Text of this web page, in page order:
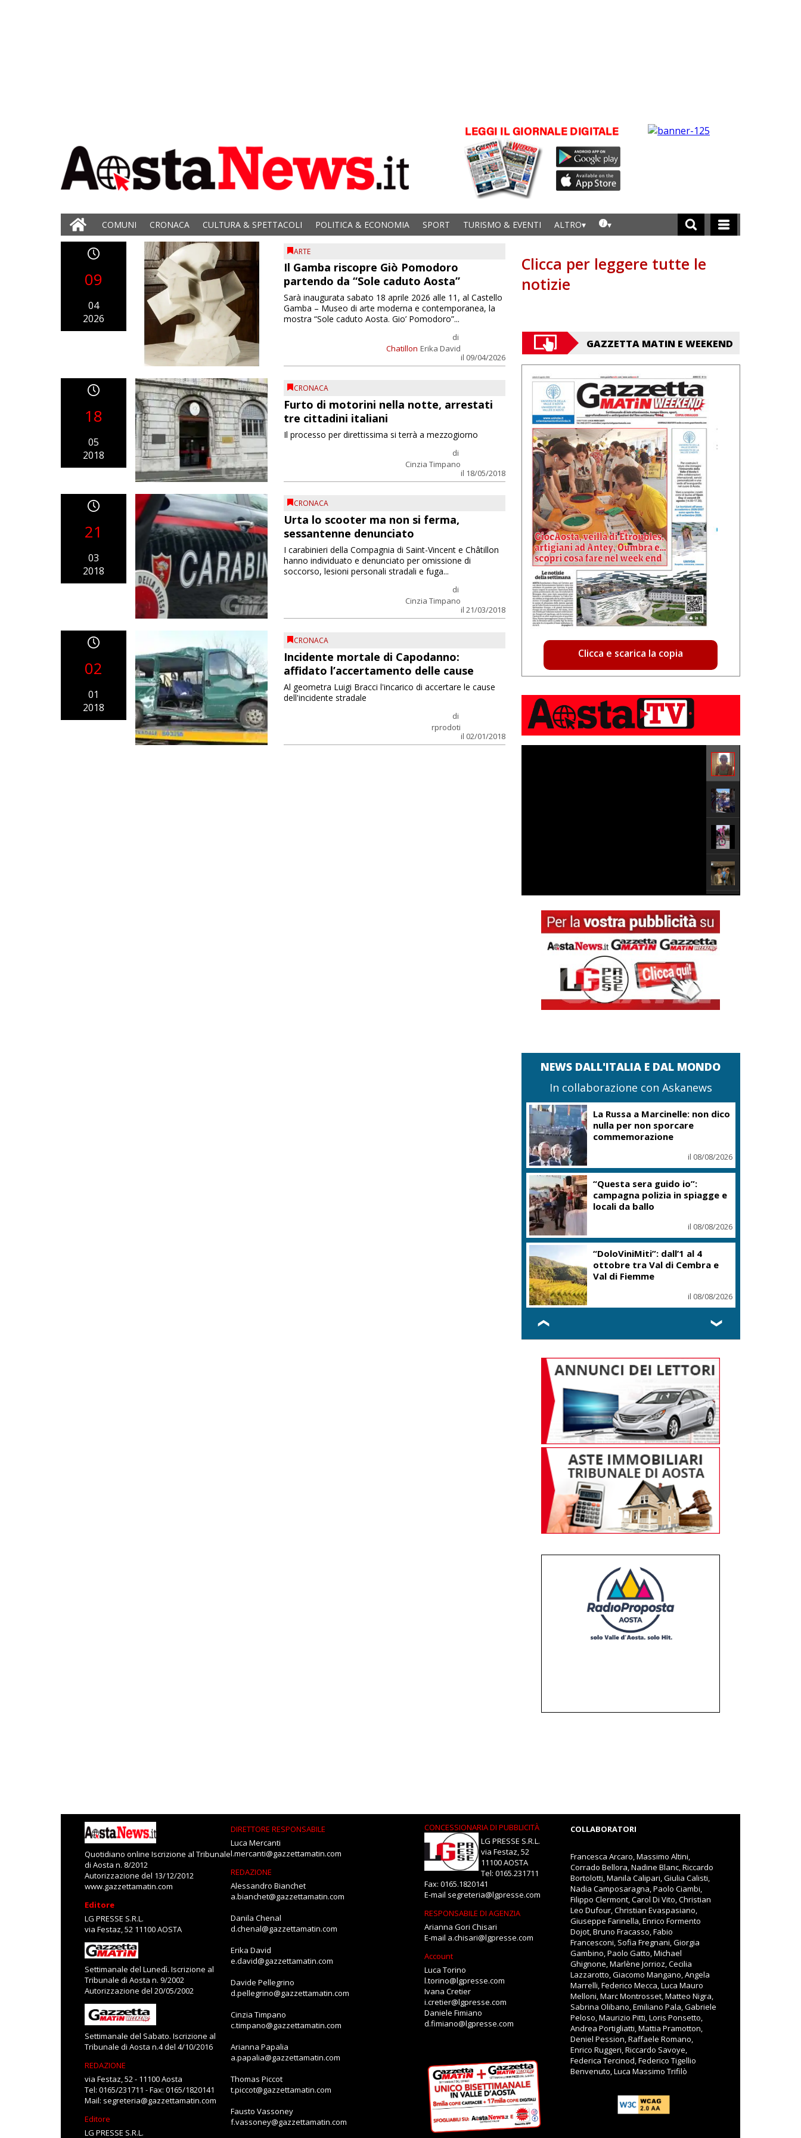
COMUNI CRONACA CULTURA & SPETTACOLI POLITICA & ECONOMIA SPORT TURISMO & EVENTI ALTRO
09
04
2026
ARTE
Il Gamba riscopre Giò Pomodoro
partendo da “Sole caduto Aosta”
Chatillon
di
Erika David
il 09/04/2026
Sarà inaugurata sabato 18 aprile 2026 alle 11, al Castello
Gamba – Museo di arte moderna e contemporanea, la
mostra “Sole caduto Aosta. Gio’ Pomodoro”...
18
05
2018
CRONACA
Furto di motorini nella notte, arrestati
tre cittadini italiani
di
Cinzia Timpano
il 18/05/2018
Il processo per direttissima si terrà a mezzogiorno
21
03
2018
CRONACA
Urta lo scooter ma non si ferma,
sessantenne denunciato
di
Cinzia Timpano
il 21/03/2018
I carabinieri della Compagnia di Saint-Vincent e Châtillon
hanno individuato e denunciato per omissione di
soccorso, lesioni personali stradali e fuga...
02
01
2018
CRONACA
Incidente mortale di Capodanno:
affidato l’accertamento delle cause
di
rprodoti
il 02/01/2018
Al geometra Luigi Bracci l'incarico di accertare le cause
dell'incidente stradale
Clicca per leggere tutte le
notizie
GAZZETTA MATIN E WEEKEND
Clicca e scarica la copia
NEWS DALL'ITALIA E DAL MONDO
In collaborazione con Askanews
La Russa a Marcinelle: non dico
nulla per non sporcare
commemorazione
il 08/08/2026
“Questa sera guido io”:
campagna polizia in spiagge e
locali da ballo
il 08/08/2026
“DoloViniMiti”: dall’1 al 4
ottobre tra Val di Cembra e
Val di Fiemme
il 08/08/2026
❮ ❯
Quotidiano online Iscrizione al Tribunale
di Aosta n. 8/2012
Autorizzazione del 13/12/2012
www.gazzettamatin.com
Editore
LG PRESSE S.R.L.
via Festaz, 52 11100 AOSTA
Settimanale del Lunedì. Iscrizione al
Tribunale di Aosta n. 9/2002
Autorizzazione del 20/05/2002
Settimanale del Sabato. Iscrizione al
Tribunale di Aosta n.4 del 4/10/2016
REDAZIONE
via Festaz, 52 - 11100 Aosta
Tel: 0165/231711 - Fax: 0165/1820141
Mail: segreteria@gazzettamatin.com
Editore
LG PRESSE S.R.L.
DIRETTORE RESPONSABILE
Luca Mercanti
l.mercanti@gazzettamatin.com
REDAZIONE
Alessandro Bianchet
a.bianchet@gazzettamatin.com
Danila Chenal
d.chenal@gazzettamatin.com
Erika David
e.david@gazzettamatin.com
Davide Pellegrino
d.pellegrino@gazzettamatin.com
Cinzia Timpano
c.timpano@gazzettamatin.com
Arianna Papalia
a.papalia@gazzettamatin.com
Thomas Piccot
t.piccot@gazzettamatin.com
Fausto Vassoney
f.vassoney@gazzettamatin.com
CONCESSIONARIA DI PUBBLICITÀ
LG PRESSE S.R.L.
via Festaz, 52
11100 AOSTA
Tel: 0165.231711
Fax: 0165.1820141
E-mail segreteria@lgpresse.com
RESPONSABILE DI AGENZIA
Arianna Gori Chisari
E-mail a.chisari@lgpresse.com
Account
Luca Torino
l.torino@lgpresse.com
Ivana Cretier
i.cretier@lgpresse.com
Daniele Fimiano
d.fimiano@lgpresse.com
COLLABORATORI
Francesca Arcaro, Massimo Altini,
Corrado Bellora, Nadine Blanc, Riccardo
Bortolotti, Manila Calipari, Giulia Calisti,
Nadia Camposaragna, Paolo Ciambi,
Filippo Clermont, Carol Di Vito, Christian
Leo Dufour, Christian Evaspasiano,
Giuseppe Farinella, Enrico Formento
Dojot, Bruno Fracasso, Fabio
Francesconi, Sofia Fregnani, Giorgia
Gambino, Paolo Gatto, Michael
Ghignone, Marlène Jorrioz, Cecilia
Lazzarotto, Giacomo Mangano, Angela
Marrelli, Federico Mecca, Luca Mauro
Melloni, Marc Montrosset, Matteo Nigra,
Sabrina Olibano, Emiliano Pala, Gabriele
Peloso, Maurizio Pitti, Loris Ponsetto,
Andrea Portigliatti, Mattia Pramotton,
Deniel Pession, Raffaele Romano,
Enrico Ruggeri, Riccardo Savoye,
Federica Tercinod, Federico Tigellio
Benvenuto, Luca Massimo Trifilò